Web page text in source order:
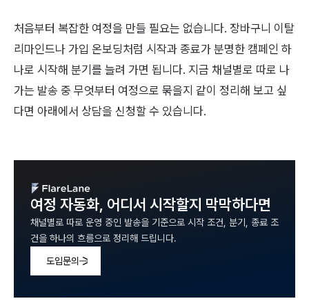
처음부터 복잡한 여정을 만들 필요는 없습니다. 장바구니 이탈
리마인드나 가입 온보딩처럼 시작과 종료가 분명한 캠페인 하
나로 시작해 분기를 늘려 가면 됩니다. 지금 채널별로 따로 나
가는 발송 중 무엇부터 여정으로 묶을지 같이 정리해 보고 싶
다면 아래에서 상담을 신청할 수 있습니다.
여정 자동화, 어디서 시작할지 막막하다면
채널별로 따로 운영 중인 발송을 기준으로 시작 조건, 분기, 종료 조
건을 하나의 흐름으로 정리해 드립니다.
도입문의